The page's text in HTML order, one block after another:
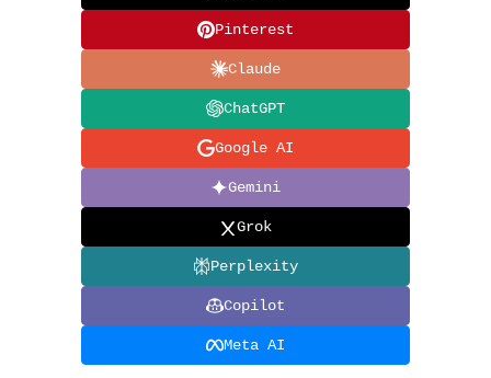
Pinterest
Claude
ChatGPT
Google AI
Gemini
Grok
Perplexity
Copilot
Meta AI